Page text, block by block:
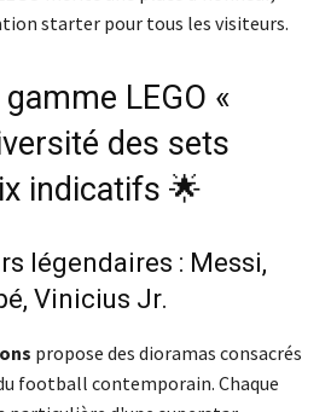
starter pour tous les visiteurs.
LEGO «
des sets
indicatifs 🌟
légendaires : Messi,
Vinicius Jr.
propose des dioramas consacrés
football contemporain. Chaque